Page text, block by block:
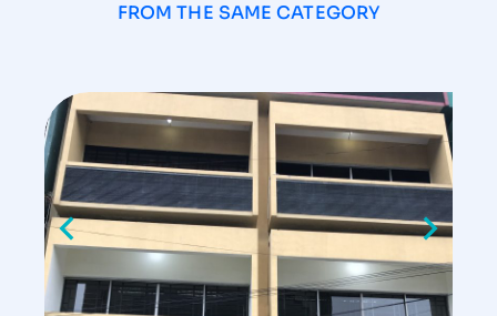
FROM THE SAME CATEGORY